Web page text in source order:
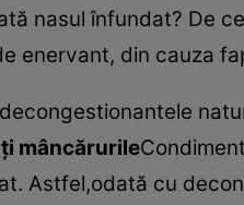
nasul înfundat? De
enervant, din cauza
mâncărurile
Astfel,odată cu